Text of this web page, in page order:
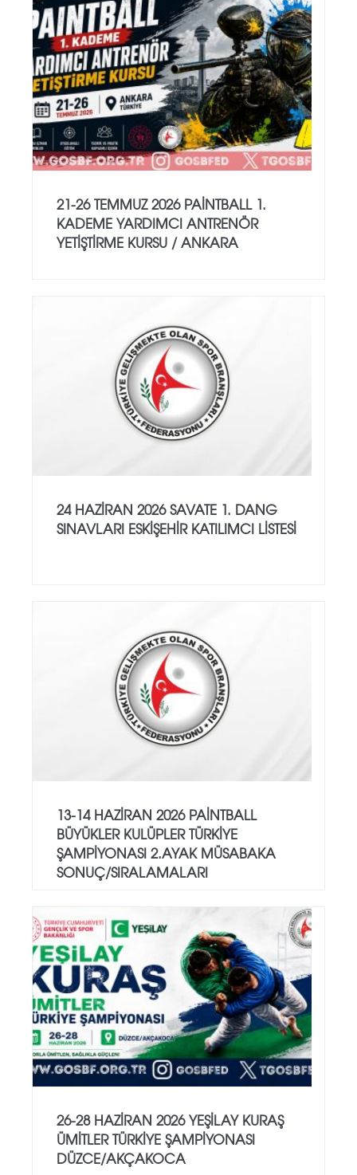
21-26 TEMMUZ 2026 PAİNTBALL 1.
KADEME YARDIMCI ANTRENÖR
YETİŞTİRME KURSU / ANKARA
24 HAZİRAN 2026 SAVATE 1. DANG
SINAVLARI ESKİŞEHİR KATILIMCI LİSTESİ
13-14 HAZİRAN 2026 PAİNTBALL
BÜYÜKLER KULÜPLER TÜRKİYE
ŞAMPİYONASI 2.AYAK MÜSABAKA
SONUÇ/SIRALAMALARI
26-28 HAZİRAN 2026 YEŞİLAY KURAŞ
ÜMİTLER TÜRKİYE ŞAMPİYONASI
DÜZCE/AKÇAKOCA